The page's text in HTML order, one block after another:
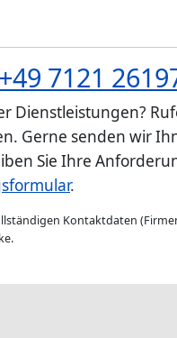
+49 7121
Dienstleistungen?
Gerne senden wir
Sie Ihre
.
Kontaktdaten